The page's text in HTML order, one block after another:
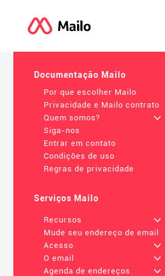
Documentação Mailo
Por que escolher Mailo
Privacidade e Mailo contrato
Quem somos?
+
Siga-nos
Entrar em contato
Condições de uso
Regras de privacidade
Serviços Mailo
Recursos
+
Mude seu endereço de email
Acesso
+
O email
+
Agenda de endereços
+